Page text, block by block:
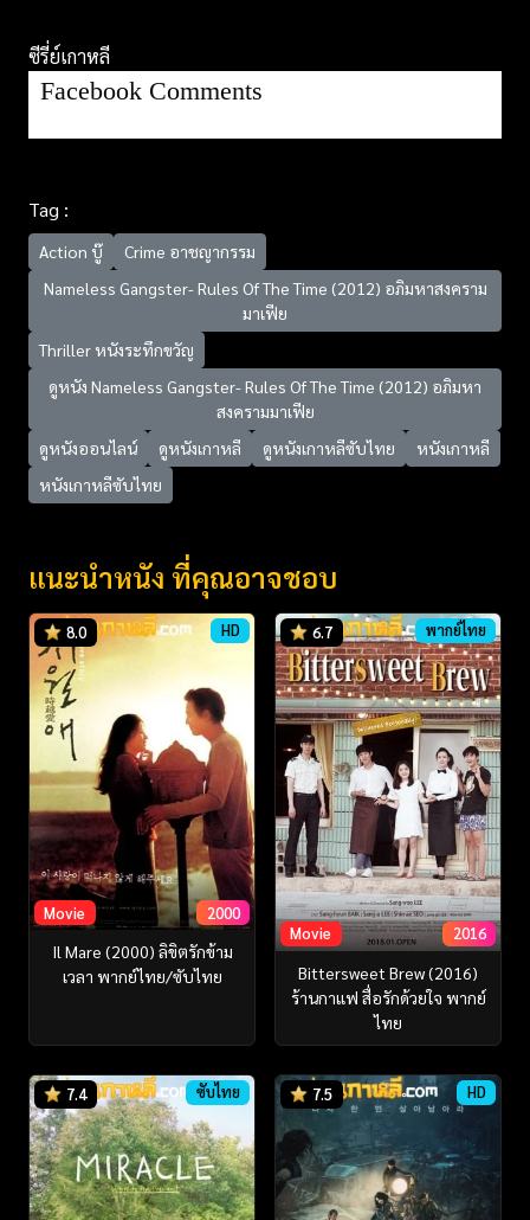
ซีรี่ย์เกาหลี
Facebook Comments
Tag :
Action บู๊
Crime อาชญากรรม
Nameless Gangster- Rules Of The Time (2012) อภิมหาสงคราม
มาเฟีย
Thriller หนังระทึกขวัญ
ดูหนัง Nameless Gangster- Rules Of The Time (2012) อภิมหา
สงครามมาเฟีย
ดูหนังออนไลน์
ดูหนังเกาหลี ดูหนังเกาหลีซับไทย
หนังเกาหลี
หนังเกาหลีซับไทย
แนะนำหนัง ที่คุณอาจชอบ
8.0 HD
Movie 2000
Il Mare (2000) ลิขิตรักข้าม
เวลา พากย์ไทย/ซับไทย
6.7 พากย์ไทย
Movie 2016
Bittersweet Brew (2016)
ร้านกาแฟ สื่อรักด้วยใจ พากย์
ไทย
7.4 ซับไทย 7.5 HD